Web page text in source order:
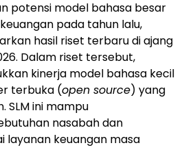
potensi model bahasa besar
pada tahun lalu,
hasil riset terbaru di ajang
Dalam riset tersebut,
kinerja model bahasa kecil
terbuka (open source) yang
SLM ini mampu
nasabah dan
layanan keuangan masa